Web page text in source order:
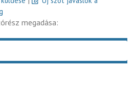
megadása: